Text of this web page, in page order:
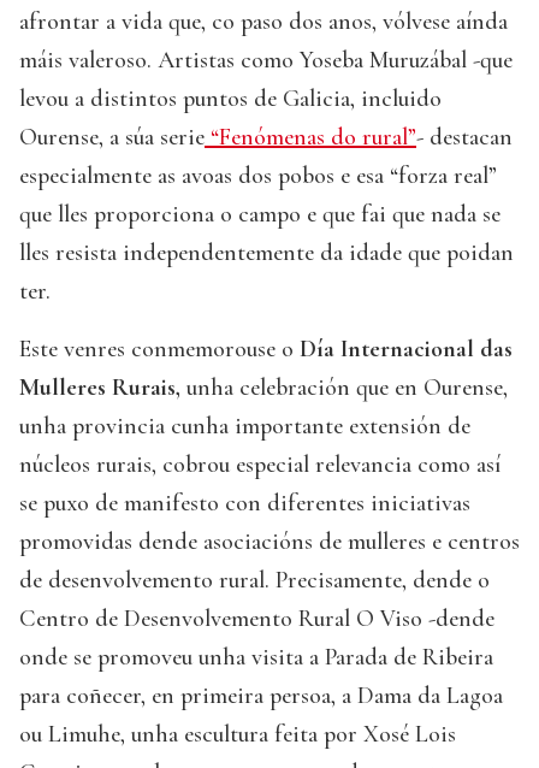
afrontar a vida que, co paso dos anos, vólvese aínda
máis valeroso. Artistas como Yoseba Muruzábal -que
levou a distintos puntos de Galicia, incluido
Ourense, a súa serie “Fenómenas do rural”- destacan
especialmente as avoas dos pobos e esa “forza real”
que lles proporciona o campo e que fai que nada se
lles resista independentemente da idade que poidan
ter.
Este venres conmemorouse o Día Internacional das
Mulleres Rurais, unha celebración que en Ourense,
unha provincia cunha importante extensión de
núcleos rurais, cobrou especial relevancia como así
se puxo de manifesto con diferentes iniciativas
promovidas dende asociacións de mulleres e centros
de desenvolvemento rural. Precisamente, dende o
Centro de Desenvolvemento Rural O Viso -dende
onde se promoveu unha visita a Parada de Ribeira
para coñecer, en primeira persoa, a Dama da Lagoa
ou Limuhe, unha escultura feita por Xosé Lois